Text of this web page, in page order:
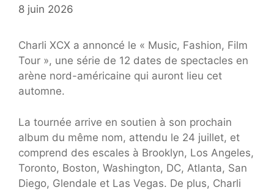
8 juin 2026
Charli XCX a annoncé le « Music, Fashion, Film
Tour », une série de 12 dates de spectacles en
arène nord-américaine qui auront lieu cet
automne.
La tournée arrive en soutien à son prochain
album du même nom, attendu le 24 juillet, et
comprend des escales à Brooklyn, Los Angeles,
Toronto, Boston, Washington, DC, Atlanta, San
Diego, Glendale et Las Vegas. De plus, Charli